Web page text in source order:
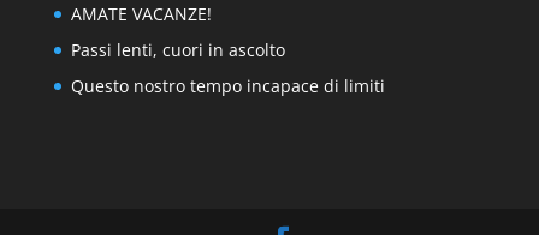
AMATE VACANZE!
Passi lenti, cuori in ascolto
Questo nostro tempo incapace di limiti